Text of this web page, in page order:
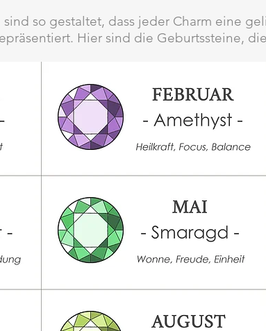
sind so gestaltet, dass jeder Charm eine
Hier sind die Geburtssteine,